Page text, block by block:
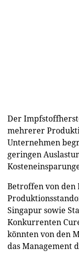
Der
mehrerer
Unternehmen
geringen
Betroffen von den
Singapur sowie
Konkurrenten
könnten von den
das Management